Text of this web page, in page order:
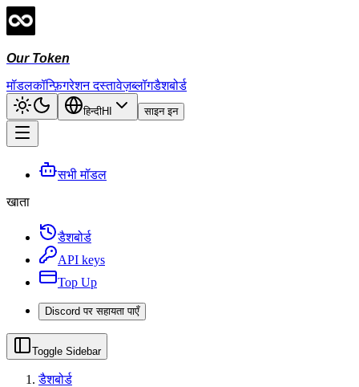
Our Token
मॉडलकॉन्फ़िगरेशन दस्तावेज़ब्लॉगडैशबोर्ड
हिन्दीHI साइन इन
सभी मॉडल
खाता
डैशबोर्ड
API keys
Top Up
Discord पर सहायता पाएँ
Toggle Sidebar
डैशबोर्ड